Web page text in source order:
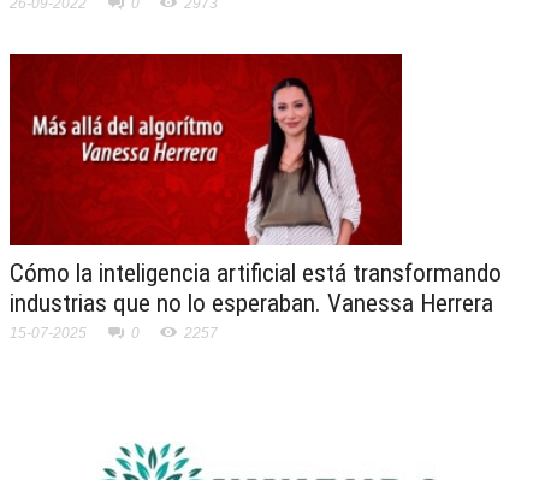
26-09-2022 0 2973
Cómo la inteligencia artificial está transformando
industrias que no lo esperaban. Vanessa Herrera
15-07-2025 0 2257